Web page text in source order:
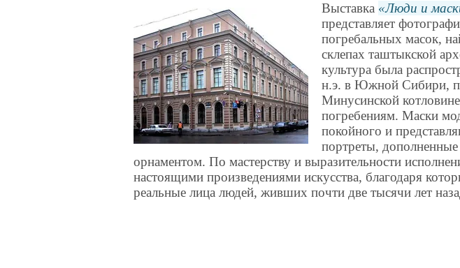
Выставка
Люди и
представляет
погребальных масок,
склепах таштыкской
культура была
н.э. в Южной Сибири,
Минусинской
погребениям. Маски
покойного и
портреты, дополненные
орнаментом. По мастерству и выразительности
настоящими произведениями искусства, благодаря
реальные лица людей, живших почти две тысячи лет